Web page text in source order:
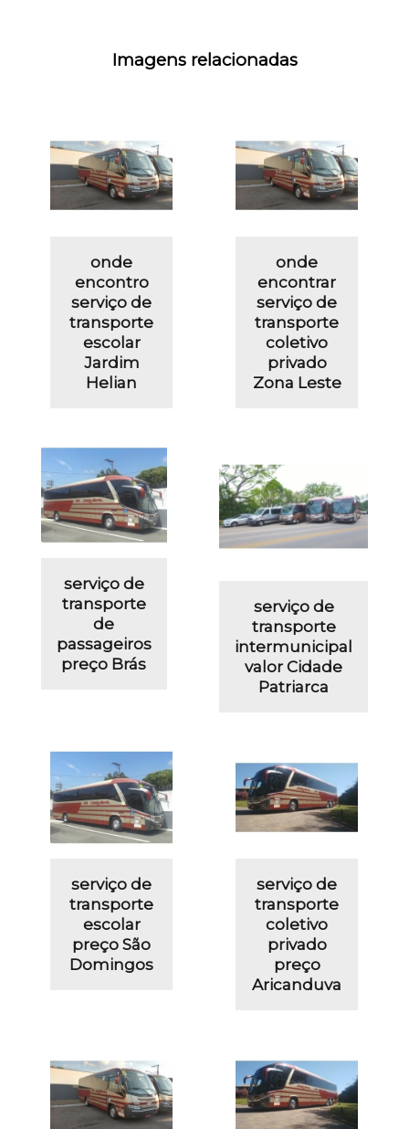
Imagens relacionadas
onde
encontro
serviço de
transporte
escolar
Jardim
Helian
onde
encontrar
serviço de
transporte
coletivo
privado
Zona Leste
serviço de
transporte
de
passageiros
preço Brás
serviço de
transporte
intermunicipal
valor Cidade
Patriarca
serviço de
transporte
escolar
preço São
Domingos
serviço de
transporte
coletivo
privado
preço
Aricanduva